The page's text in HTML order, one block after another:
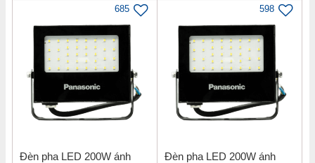
685
Đèn pha LED 200W ánh
598
Đèn pha LED 200W ánh